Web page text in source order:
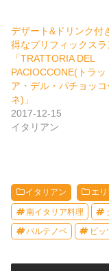
デザート&ドリンク付
得なプリフィックスラ
「TRATTORIA DEL
PACIOCCONE(トラッ
ア・デル・パチョッコ
ネ)」
2017-12-15
イタリアン
イタリアン エリ
南イタリア料理
パルテノペ ピッ